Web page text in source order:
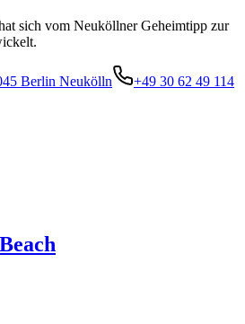
sich vom Neuköllner Geheimtipp zur
Berlin Neukölln
+49 30 62 49 114